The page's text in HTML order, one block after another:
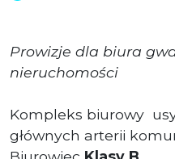
Prowizje dla biura
nieruchomości
Kompleks biurowy
głównych arterii